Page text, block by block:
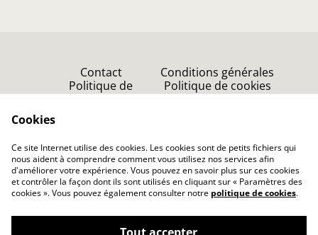
Contact
Conditions générales
Politique de
confidentialité
Politique de cookies
Cookies
Ce site Internet utilise des cookies. Les cookies sont de petits fichiers qui
nous aident à comprendre comment vous utilisez nos services afin
d'améliorer votre expérience. Vous pouvez en savoir plus sur ces cookies
et contrôler la façon dont ils sont utilisés en cliquant sur « Paramètres des
cookies ». Vous pouvez également consulter notre politique de cookies.